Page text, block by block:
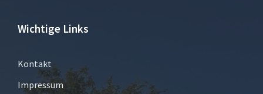
Wichtige Links
Kontakt
Impressum